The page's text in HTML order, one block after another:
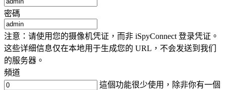
密碼
注意：请使用您的摄像机凭证，而非 iSpyConnect 登录凭证。
这些详细信息仅在本地用于生成您的 URL，不会发送到我们
的服务器。
頻道
這個功能很少使用，除非你有一個